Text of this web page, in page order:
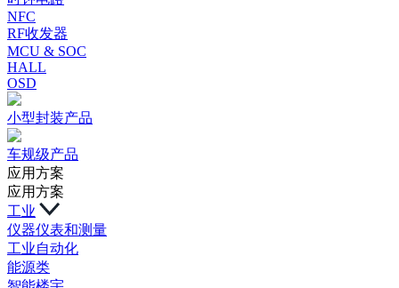
NFC
RF收发器
MCU & SOC
HALL
OSD
小型封装产品
车规级产品
应用方案
应用方案
工业
仪器仪表和测量
工业自动化
能源类